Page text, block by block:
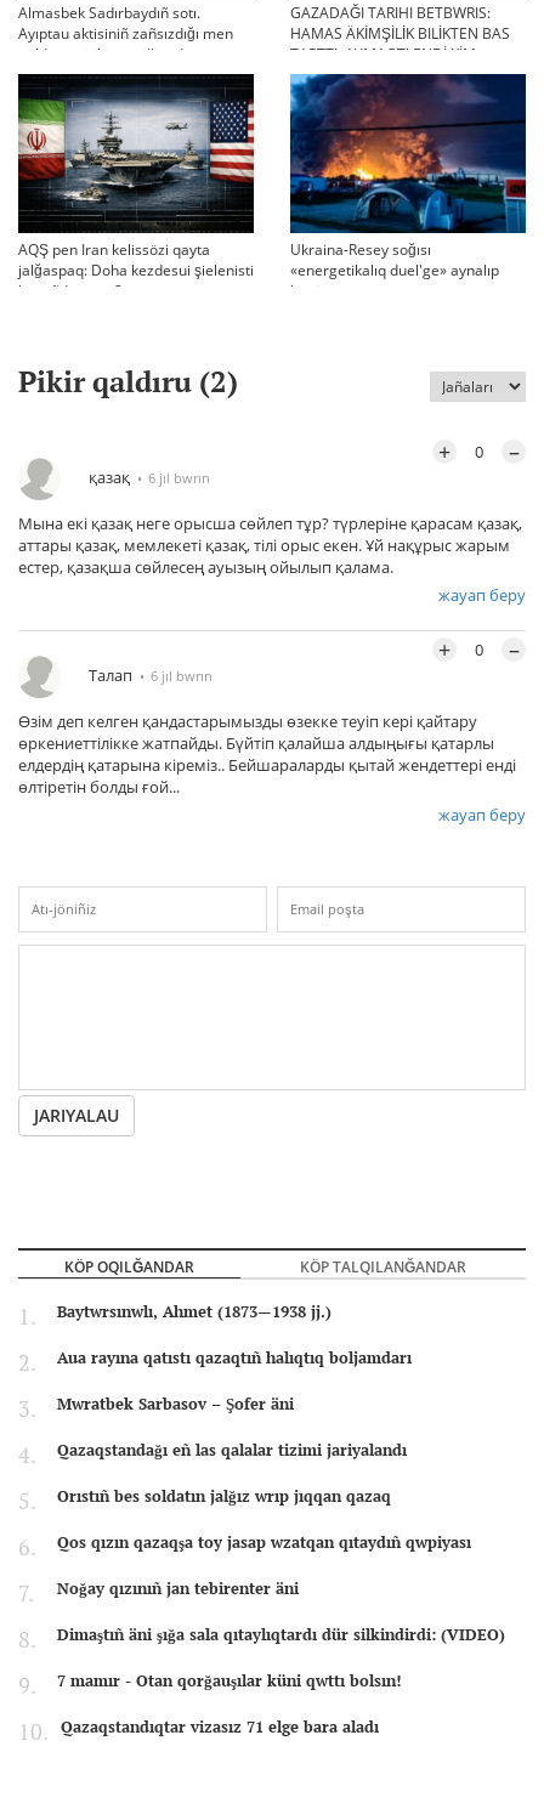
Almasbek Sadırbaydıñ sotı.
Ayıptau aktisiniñ zañsızdığı men
qoldan ösirilgen milliondar
GAZADAĞI TARIHI BETBWRIS:
HAMAS ÄKİMŞİLİK BILİKTEN BAS
TARTTI. AYMAQTI ENDİ KİM
BASQARADI?
AQŞ pen Iran kelissözi qayta
jalğaspaq: Doha kezdesui şielenisti
bäseñdete me?
Ukraina-Resey soğısı
«energetikalıq duel'ge» aynalıp
ketti
Pikir qaldıru (2)
қазақ 6 jıl bwrın
+ 0 –
Мына екі қазақ неге орысша сөйлеп тұр? түрлеріне қарасам қазақ,
аттары қазақ, мемлекеті қазақ, тілі орыс екен. Ұй нақұрыс жарым
естер, қазақша сөйлесең ауызың ойылып қалама.
жауап беру
Талап 6 jıl bwrın
+ 0 –
Өзім деп келген қандастарымызды өзекке теуіп кері қайтару
өркениеттілікке жатпайды. Бүйтіп қалайша алдыңығы қатарлы
елдердің қатарына кіреміз.. Бейшараларды қытай жендеттері енді
өлтіретін болды ғой...
жауап беру
JARIYALAU
KÖP OQILĞANDAR KÖP TALQILANĞANDAR
Baytwrsınwlı, Ahmet (1873—1938 jj.)
Aua rayına qatıstı qazaqtıñ halıqtıq boljamdarı
Mwratbek Sarbasov – Şofer äni
Qazaqstandağı eñ las qalalar tizimi jariyalandı
Orıstıñ bes soldatın jalğız wrıp jıqqan qazaq
Qos qızın qazaqşa toy jasap wzatqan qıtaydıñ qwpiyası
Noğay qızınıñ jan tebirenter äni
Dimaştıñ äni şığa sala qıtaylıqtardı dür silkindirdi: (VIDEO)
7 mamır - Otan qorğauşılar küni qwttı bolsın!
Qazaqstandıqtar vizasız 71 elge bara aladı